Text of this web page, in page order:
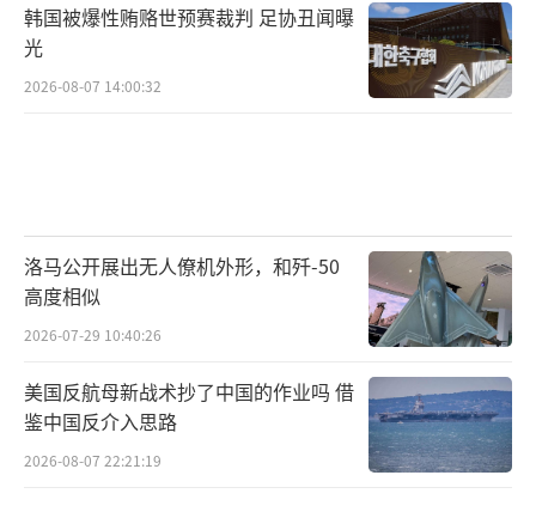
韩国被爆性贿赂世预赛裁判 足协丑闻曝
光
2026-08-07 14:00:32
洛马公开展出无人僚机外形，和歼-50
高度相似
2026-07-29 10:40:26
美国反航母新战术抄了中国的作业吗 借
鉴中国反介入思路
2026-08-07 22:21:19